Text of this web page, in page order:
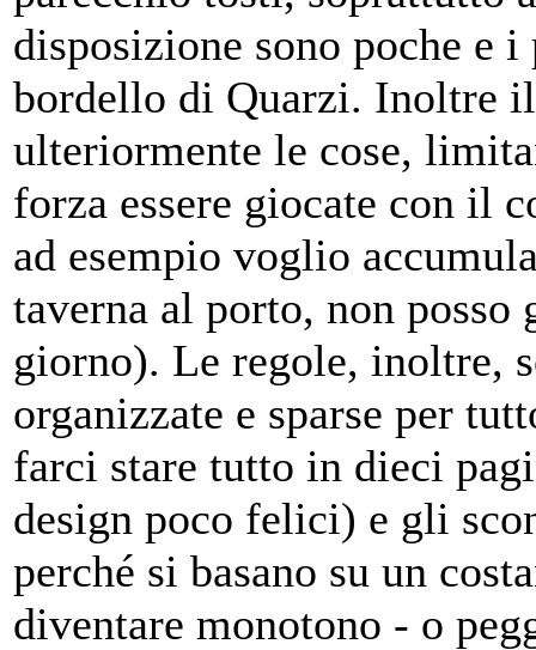
disposizione sono poche e
bordello di Quarzi. Inoltre
ulteriormente le cose,
forza essere giocate con il
ad esempio voglio
taverna al porto, non
giorno). Le regole, inoltre,
organizzate e sparse per
farci stare tutto in dieci
design poco felici) e gli
perché si basano su un
diventare monotono - o